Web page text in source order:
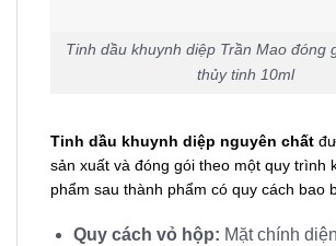
Tinh dầu khuynh diệp Trần Mao đóng
thủy tinh 10ml
Tinh dầu khuynh diệp nguyên chất
sản xuất và đóng gói theo một quy trình
phẩm sau thành phẩm có quy cách bao
Quy cách vỏ hộp: Mặt chính